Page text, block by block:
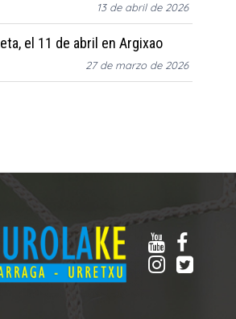
13 de abril de 2026
el 11 de abril en Argixao
27 de marzo de 2026